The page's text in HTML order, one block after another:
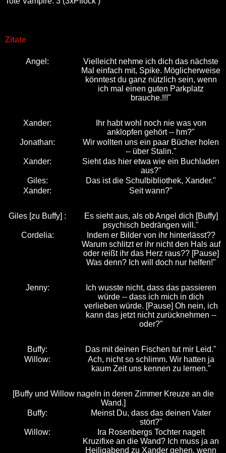
Zitate
Angel:
Vielleicht nehme ich dich das nächste
Mal einfach mit, Spike. Möglicherweise
könntest du ganz nützlich sein, wenn
ich mal einen guten Parkplatz
brauche.!!!"
Xander:
Ihr habt wohl noch nie was von
anklopfen gehört -- hm?"
Jonathan:
Wir wollten uns ein paar Bücher holen
-- über Stalin."
Xander:
Sieht das hier etwa wie ein Buchladen
aus?"
Giles:
Das ist die Schulbibliothek, Xander."
Xander:
Seit wann?"
Giles [zu Buffy] :
Es sieht aus, als ob Angel dich [Buffy]
psychisch bedrängen will."
Cordelia:
Indem er Bilder von ihr hinterlässt??
Warum schlitzt er ihr nicht den Hals auf
oder reißt ihr das Herz raus?? [Pause]
Was denn? Ich will doch nur helfen!"
Jenny:
Ich wusste nicht, dass das passieren
würde -- dass ich mich in dich
verlieben würde. [Pause] Oh nein, ich
kann das jetzt nicht zurücknehmen --
oder?"
Buffy:
Das mit deinen Fischen tut mir Leid."
Willow:
Ach, nicht so schlimm. Wir hatten ja
kaum Zeit uns kennen zu lernen."
[Buffy und Willow nageln in deren Zimmer Kreuze an die
Wand.]
Buffy:
Meinst Du, dass das deinen Vater
stört?"
Willow:
Ira Rosenbergs Tochter nagelt
Kruzifixe an die Wand? Ich muss ja an
Heiligabend zu Xander gehen, wenn